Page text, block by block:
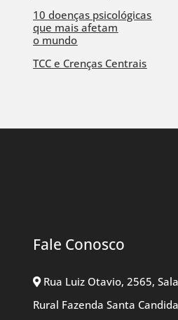
10 doenças psicológicas
que mais afetam
o mundo
TCC e Crenças Centrais
Fale Conosco
Rua Luiz Otavio, 2565,
Rural Fazenda Santa